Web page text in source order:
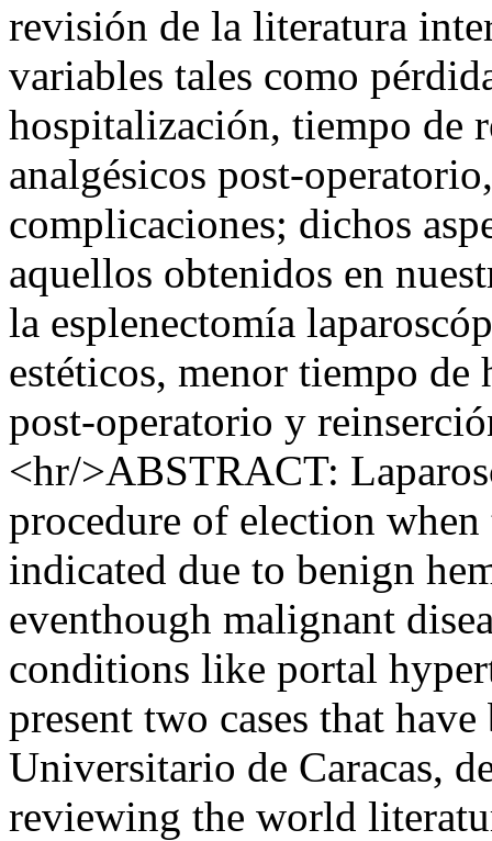
revisión de la literatura
variables tales como
hospitalización, tiempo de
analgésicos post-
complicaciones; dichos
aquellos obtenidos en
la esplenectomía
estéticos, menor tiempo
post-operatorio y
<hr/>ABSTRACT:
procedure of election
indicated due to benign
eventhough malignant
conditions like portal
present two cases that
Universitario de Caracas,
reviewing the world